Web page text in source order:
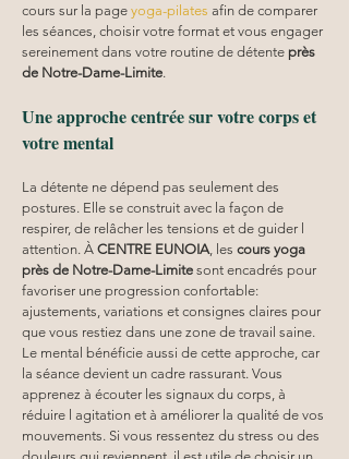
cours sur la page yoga-pilates afin de comparer
les séances, choisir votre format et vous engager
sereinement dans votre routine de détente près
de Notre-Dame-Limite.
Une approche centrée sur votre corps et
votre mental
La détente ne dépend pas seulement des
postures. Elle se construit avec la façon de
respirer, de relâcher les tensions et de guider l
attention. À CENTRE EUNOIA , les cours yoga
près de Notre-Dame-Limite sont encadrés pour
favoriser une progression confortable:
ajustements, variations et consignes claires pour
que vous restiez dans une zone de travail saine.
Le mental bénéficie aussi de cette approche, car
la séance devient un cadre rassurant. Vous
apprenez à écouter les signaux du corps, à
réduire l agitation et à améliorer la qualité de vos
mouvements. Si vous ressentez du stress ou des